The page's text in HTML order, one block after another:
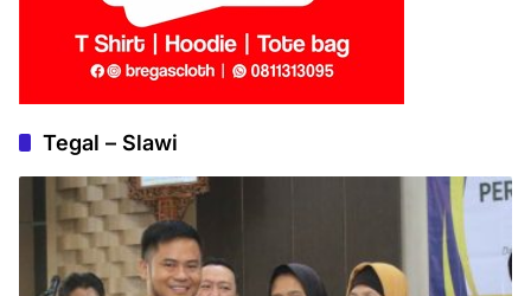
Tegal – Slawi